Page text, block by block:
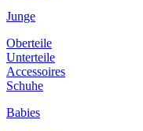
Junge
Oberteile
Unterteile
Accessoires
Schuhe
Babies